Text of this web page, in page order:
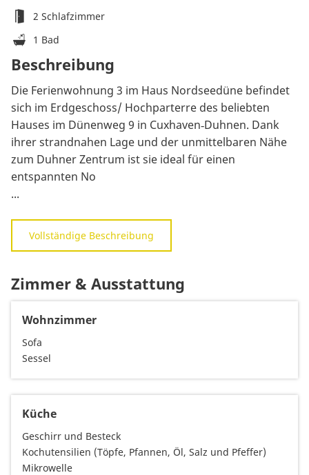
2 Schlafzimmer
1 Bad
Beschreibung
Die Ferienwohnung 3 im Haus Nordseedüne befindet
sich im Erdgeschoss/ Hochparterre des beliebten
Hauses im Dünenweg 9 in Cuxhaven‑Duhnen. Dank
ihrer strandnahen Lage und der unmittelbaren Nähe
zum Duhner Zentrum ist sie ideal für einen
entspannten No
...
Vollständige Beschreibung
Zimmer & Ausstattung
Wohnzimmer
Sofa
Sessel
Küche
Geschirr und Besteck
Kochutensilien (Töpfe, Pfannen, Öl, Salz und Pfeffer)
Mikrowelle